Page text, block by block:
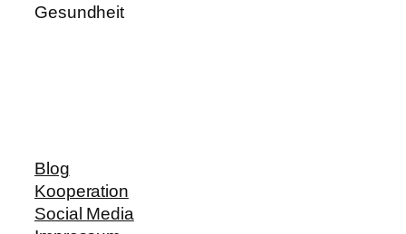
Gesundheit
Blog
Kooperation
Social Media